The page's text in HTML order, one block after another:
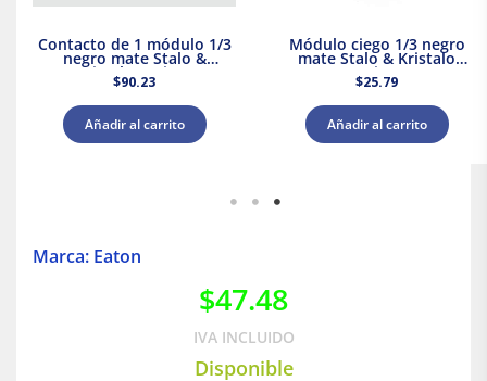
Contacto de 1 módulo 1/3
negro mate Stalo &
Kristalo Leviton
$90.23
Añadir al carrito
Módulo ciego 1/3 negro
mate Stalo & Kristalo
Leviton
$25.79
Añadir al carrito
Marca: Eaton
$47.48
IVA INCLUIDO
Disponible